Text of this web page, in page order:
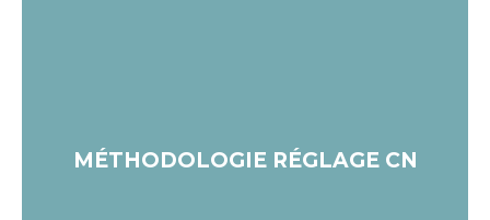
MÉTHODOLOGIE RÉGLAGE CN
Postuler